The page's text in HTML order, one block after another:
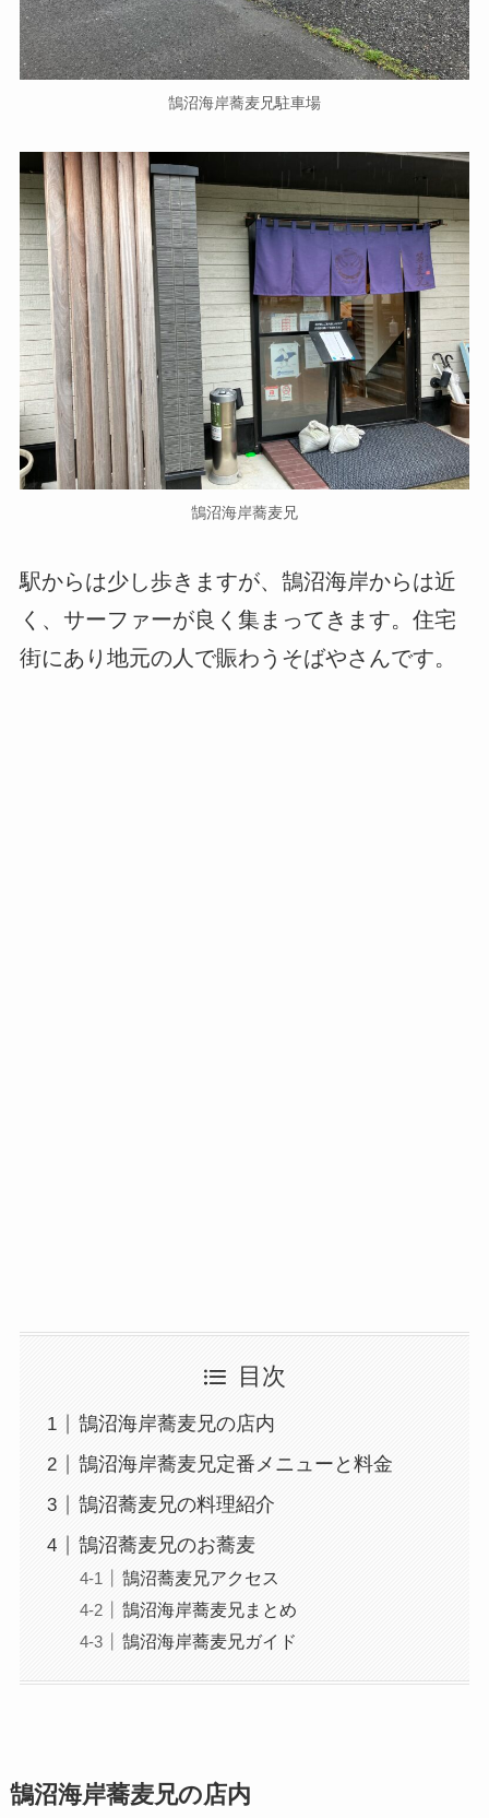
鵠沼海岸蕎麦兄駐車場
鵠沼海岸蕎麦兄
駅からは少し歩きますが、鵠沼海岸からは近
く、サーファーが良く集まってきます。住宅
街にあり地元の人で賑わうそばやさんです。
目次
鵠沼海岸蕎麦兄の店内
鵠沼海岸蕎麦兄定番メニューと料金
鵠沼蕎麦兄の料理紹介
鵠沼蕎麦兄のお蕎麦
鵠沼蕎麦兄アクセス
鵠沼海岸蕎麦兄まとめ
鵠沼海岸蕎麦兄ガイド
鵠沼海岸蕎麦兄の店内